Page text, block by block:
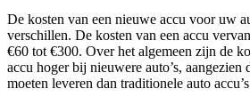
De kosten van een nieuwe accu voor uw
verschillen. De kosten van een accu
€60 tot €300. Over het algemeen zijn de
accu hoger bij nieuwere auto’s, aangezien
moeten leveren dan traditionele auto